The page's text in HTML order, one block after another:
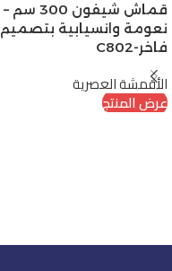
قماش شيفون 300 سم –
نعومة وانسيابية بتصميم
فاخر-C802
الأقمشة العصرية
عرض المنتج